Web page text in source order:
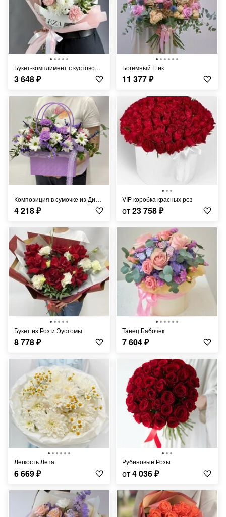
Букет-комплимент с кустовой розой и хризантемой
3 648₽
Богемный Шик
11 377₽
Композиция в сумочке из Диантуса и Хризантем
4 218₽
VIP коробка красных роз
от23 758₽
Букет из Роз и Эустомы
8 778₽
Танец Бабочек
7 604₽
Легкость Лета
6 669₽
Рубиновые Розы
от4 036₽